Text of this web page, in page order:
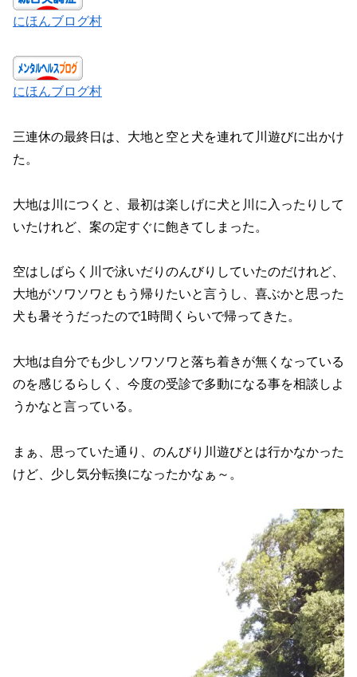
にほんブログ村
にほんブログ村
三連休の最終日は、大地と空と犬を連れて川遊びに出かけ
た。
大地は川につくと、最初は楽しげに犬と川に入ったりして
いたけれど、案の定すぐに飽きてしまった。
空はしばらく川で泳いだりのんびりしていたのだけれど、
大地がソワソワともう帰りたいと言うし、喜ぶかと思った
犬も暑そうだったので1時間くらいで帰ってきた。
大地は自分でも少しソワソワと落ち着きが無くなっている
のを感じるらしく、今度の受診で多動になる事を相談しよ
うかなと言っている。
まぁ、思っていた通り、のんびり川遊びとは行かなかった
けど、少し気分転換になったかなぁ～。